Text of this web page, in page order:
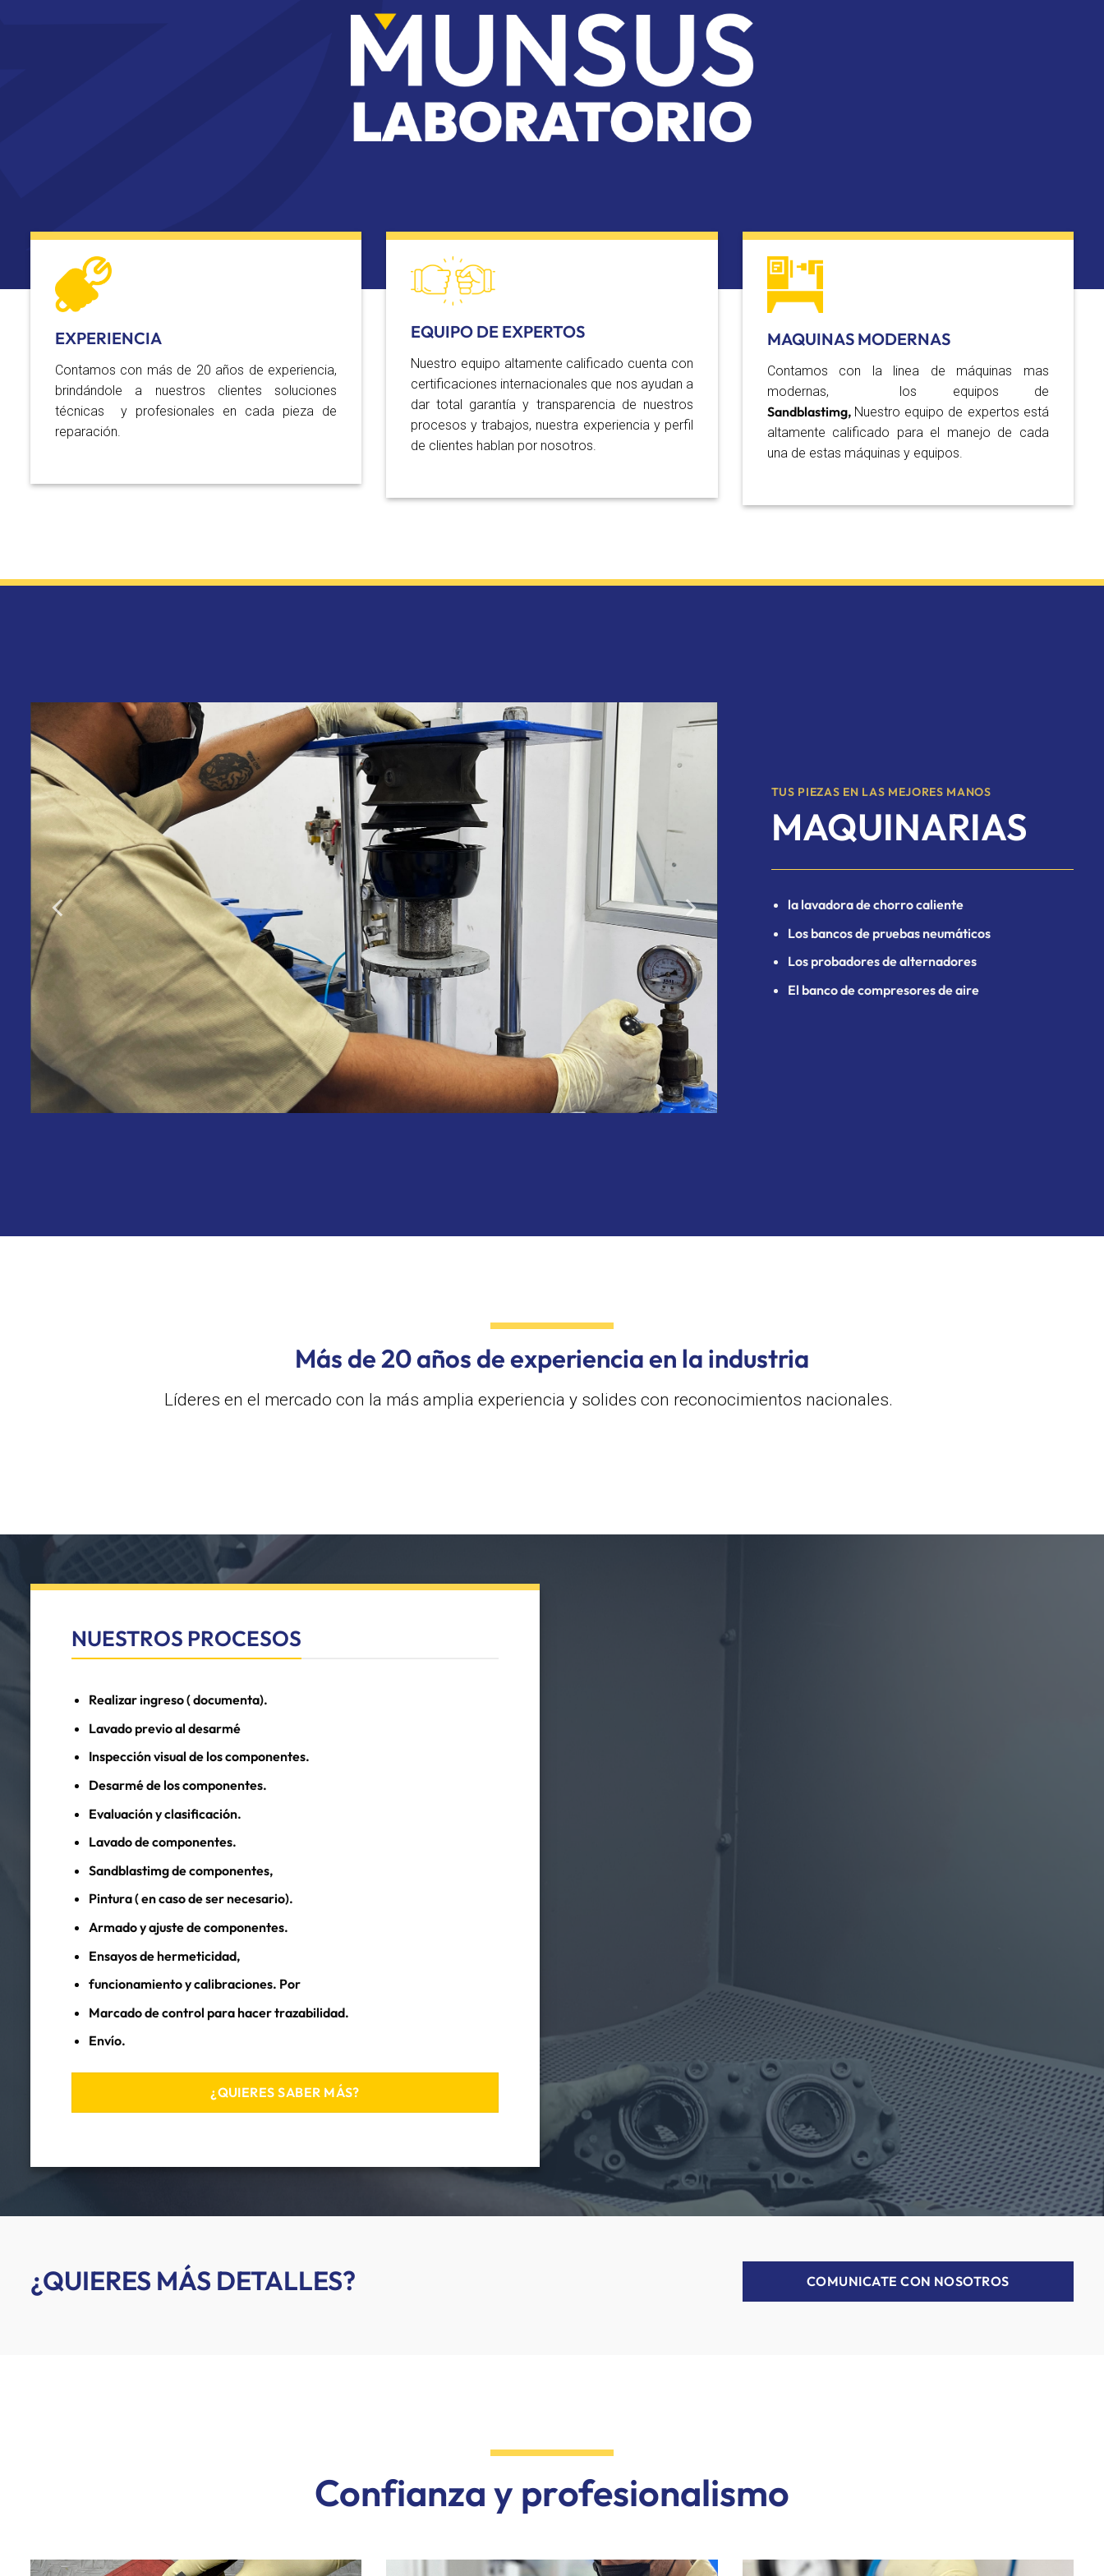
EXPERIENCIA
Contamos con más de 20 años de experiencia,
brindándole a nuestros clientes soluciones
técnicas y profesionales en cada pieza de
reparación.
EQUIPO DE EXPERTOS
Nuestro equipo altamente calificado cuenta con
certificaciones internacionales que nos ayudan a
dar total garantía y transparencia de nuestros
procesos y trabajos, nuestra experiencia y perfil
de clientes hablan por nosotros.
MAQUINAS MODERNAS
Contamos con la linea de máquinas mas
modernas, los equipos de
Sandblastimg, Nuestro equipo de expertos está
altamente calificado para el manejo de cada
una de estas máquinas y equipos.
TUS PIEZAS EN LAS MEJORES MANOS
MAQUINARIAS
la lavadora de chorro caliente
Los bancos de pruebas neumáticos
Los probadores de alternadores
El banco de compresores de aire
Más de 20 años de experiencia en la industria
Líderes en el mercado con la más amplia experiencia y solides con reconocimientos nacionales.
NUESTROS PROCESOS
Realizar ingreso ( documenta).
Lavado previo al desarmé
Inspección visual de los componentes.
Desarmé de los componentes.
Evaluación y clasificación.
Lavado de componentes.
Sandblastimg de componentes,
Pintura ( en caso de ser necesario).
Armado y ajuste de componentes.
Ensayos de hermeticidad,
funcionamiento y calibraciones. Por
Marcado de control para hacer trazabilidad.
Envío.
¿QUIERES SABER MÁS?
¿QUIERES MÁS DETALLES? COMUNICATE CON NOSOTROS
Confianza y profesionalismo